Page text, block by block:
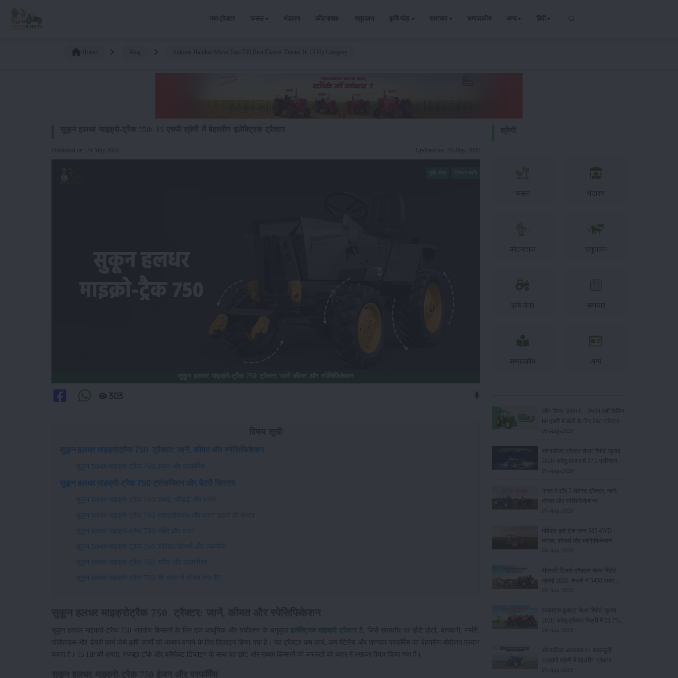
नया ट्रैक्टर फसल भंडारण कीटनाशक पशुपालन कृषि यंत्र समाचार सम्पादकीय अन्य हिंदी
Published on: 24-May-2026 Updated on: 25-May-2026
303
सुकून हलधर माइक्रोट्रैक 750 ट्रैक्टर: जानें, कीमत और स्पेसिफिकेशन
सुकून हलधर माइक्रो-ट्रैक 750 इंजन और परफॉर्मेंस
सुकून हलधर माइक्रो-ट्रैक 750 ट्रांसमिशन और बैटरी सिस्टम
सुकून हलधर माइक्रो-ट्रैक 750 लंबाई, चौड़ाई और वजन
सुकून हलधर माइक्रो-ट्रैक 750 हाइड्रोलिक्स और वजन उठाने की क्षमता
सुकून हलधर माइक्रो-ट्रैक 750 पहिए और टायर
सुकून हलधर माइक्रो-ट्रैक 750 तिरिक्त फीचर्स और तकनीक
सुकून हलधर माइक्रो-ट्रैक 750 स्पीड और उपयोगिता
सुकून हलधर माइक्रो-ट्रैक 750 की भारत में कीमत क्या है?
सुकून हलधर माइक्रो-ट्रैक 750 भारतीय किसानों के लिए एक आधुनिक और पर्यावरण के अनुकूलइलेक्ट्रिक माइक्रो ट्रैक्टर है, जिसे खासतौर पर छोटे खेतों, बागवानी, नर्सरी,
पॉलीहाउस और डेयरी फार्म जैसे कृषि कार्यों को आसान बनाने के लिए डिजाइन किया गया है। यह ट्रैक्टर कम खर्च, कम मेंटेनेंस और शानदार परफॉर्मेंस का बेहतरीन संयोजन प्रदान
करता है। 15 HP की क्षमता, मजबूत टॉर्क और कॉम्पैक्ट डिजाइन के साथ यह छोटे और मध्यम किसानों की जरूरतों को ध्यान में रखकर तैयार किया गया है।
फसल भंडारण
कीटनाशक पशुपालन
कृषि यंत्र समाचार
सम्पादकीय अन्य
जॉन डियर 5060 E - 2WD एसी केबिन:
60 एचपी में खेती के लिए बेस्ट ट्रैक्टर
06-Aug-2026
सोनालीका ट्रैक्टर सेल्स रिपोर्ट जुलाई
2026: घरेलू बाजार में 27.2 प्रतिशत की
वृद्धि, 11442 ट्रैक्टर बेचे
05-Aug-2026
भारत में टॉप 5 लेटेस्ट ट्रैक्टर: जानें,
कीमत और स्पेसिफिकेशन्स
05-Aug-2026
महिंद्रा युवो टेक प्लस 585 4WD :
कीमत, फीचर्स और स्पेसिफिकेशन
04-Aug-2026
वीएसटी टिलर्स ट्रैक्टर्स सेल्स रिपोर्ट
जुलाई 2026: कंपनी ने 5450 पावर
टिलर और 403 ट्रैक्टर बेचे
04-Aug-2026
एस्कॉर्ट्स कुबोटा सेल्स रिपोर्ट जुलाई
2026: घरेलू ट्रैक्टर बिक्री में 23.7%
की वृद्धि, 8194 ट्रैक्टर बेचे
04-Aug-2026
सोनालीका आरएक्स 42 4डब्ल्यूडी:
42एचपी श्रेणी में बेहतरीन ट्रैक्टर
03-Aug-2026